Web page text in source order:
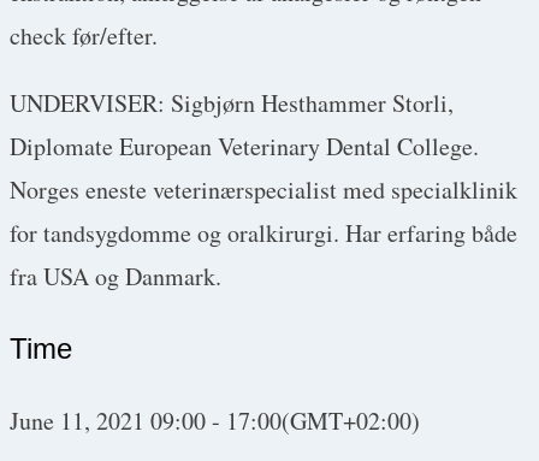
check før/efter.
UNDERVISER: Sigbjørn Hesthammer Storli,
Diplomate European Veterinary Dental College.
Norges eneste veterinærspecialist med specialklinik
for tandsygdomme og oralkirurgi. Har erfaring både
fra USA og Danmark.
Time
June 11, 2021 09:00- 17:00(GMT+02:00)